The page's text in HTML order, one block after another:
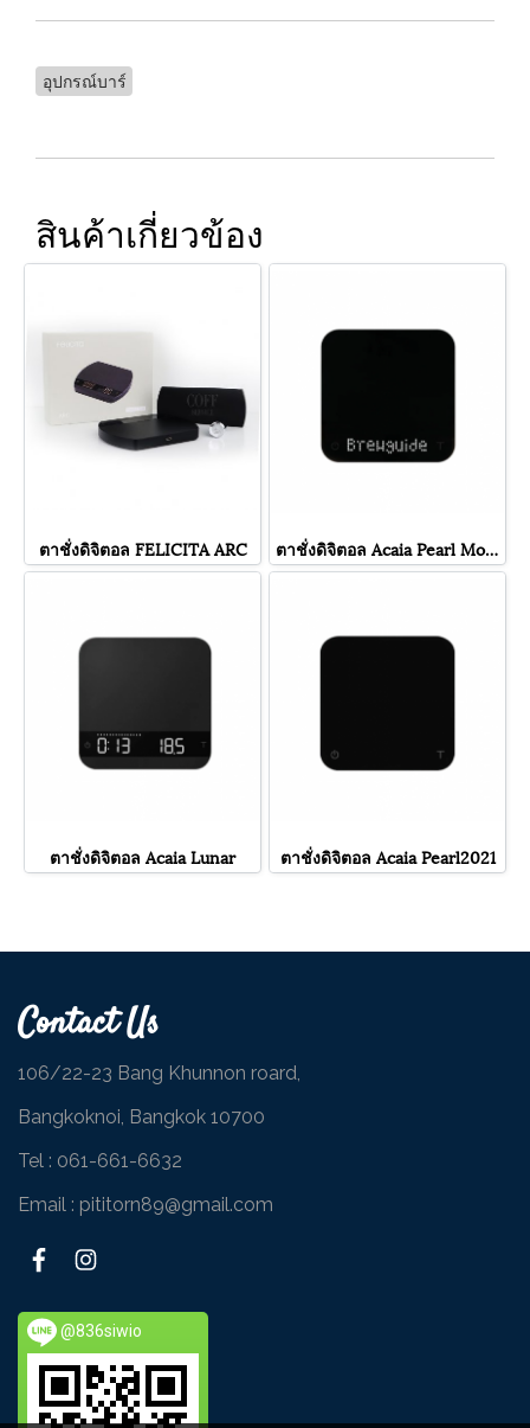
อุปกรณ์บาร์
สินค้าเกี่ยวข้อง
ตาชั่งดิจิตอล FELICITA ARC ตาชั่งดิจิตอล Acaia Pearl Model S
ตาชั่งดิจิตอล Acaia Lunar ตาชั่งดิจิตอล Acaia Pearl2021
Contact Us
106/22-23 Bang Khunnon roard,
Bangkoknoi, Bangkok 10700
Tel : 061-661-6632
Email : pititorn89@gmail.com
@836siwio